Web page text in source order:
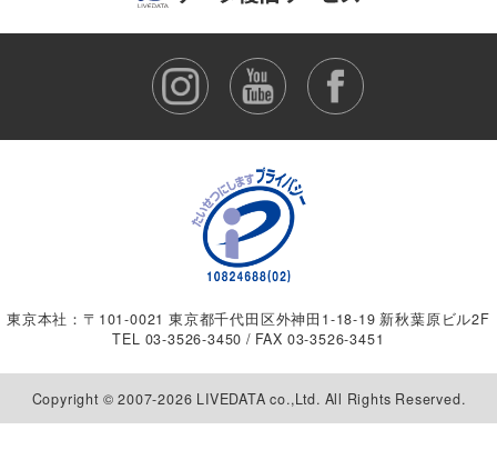
東京本社：〒101-0021 東京都千代田区外神田1-18-19 新秋葉原ビル2F
TEL 03-3526-3450 / FAX 03-3526-3451
Copyright © 2007-2026 LIVEDATA co.,Ltd. All Rights Reserved.